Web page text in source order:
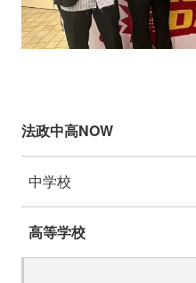
法政中高NOW
中学校
高等学校